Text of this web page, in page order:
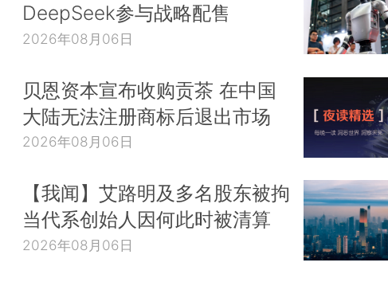
DeepSeek参与战略配售
2026年08月06日
贝恩资本宣布收购贡茶 在中国
大陆无法注册商标后退出市场
2026年08月06日
【我闻】艾路明及多名股东被拘
当代系创始人因何此时被清算
2026年08月06日